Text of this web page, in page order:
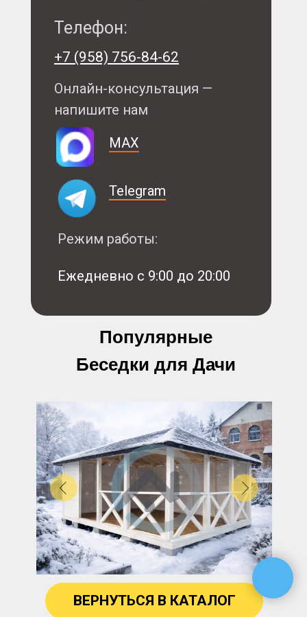
MAX
Telegram
Телефон:
Ежедневно с 9:00 до 20:00
Режим работы:
Онлайн-консультация —
напишите нам
+7 (958) 756-84-62
Популярные
Беседки для Дачи
ВЕРНУТЬСЯ В КАТАЛОГ